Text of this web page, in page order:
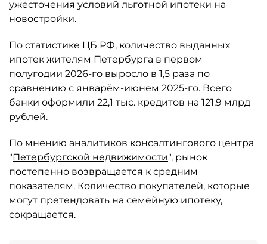
ужесточения условий льготной ипотеки на
новостройки.
По статистике ЦБ РФ, количество выданных
ипотек жителям Петербурга в первом
полугодии 2026-го выросло в 1,5 раза по
сравнению с январём-июнем 2025-го. Всего
банки оформили 22,1 тыс. кредитов на 121,9 млрд
рублей.
По мнению аналитиков консалтингового центра
"Петербургской недвижимости", рынок
постепенно возвращается к средним
показателям. Количество покупателей, которые
могут претендовать на семейную ипотеку,
сокращается.